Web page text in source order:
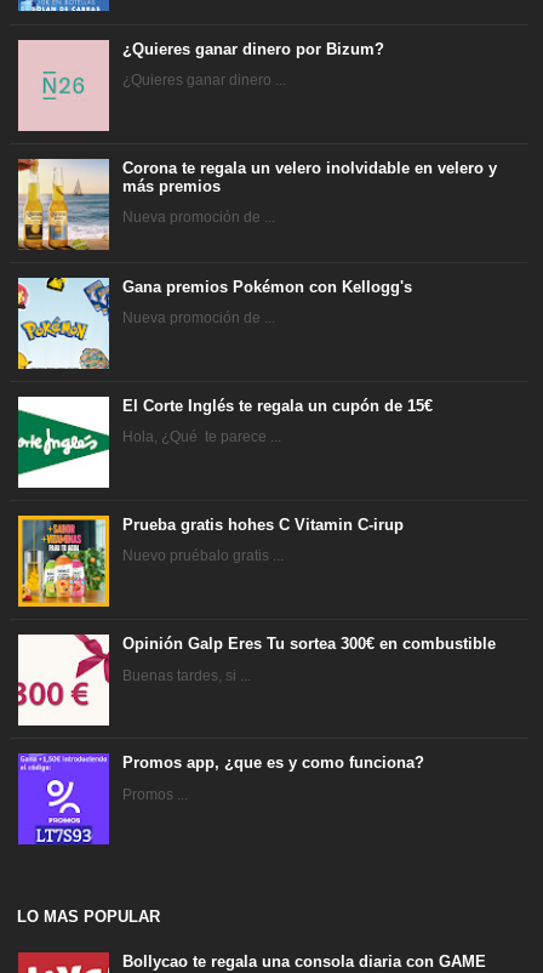
¿Quieres ganar dinero por Bizum?
¿Quieres ganar dinero ...
Corona te regala un velero inolvidable en velero y
más premios
Nueva promoción de ...
Gana premios Pokémon con Kellogg's
Nueva promoción de ...
El Corte Inglés te regala un cupón de 15€
Hola, ¿Qué te parece ...
Prueba gratis hohes C Vitamin C-irup
Nuevo pruébalo gratis ...
Opinión Galp Eres Tu sortea 300€ en combustible
Buenas tardes, si ...
Promos app, ¿que es y como funciona?
Promos ...
LO MAS POPULAR
Bollycao te regala una consola diaria con GAME